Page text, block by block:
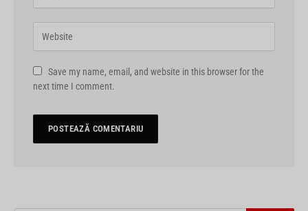
Save my name, email, and website in this browser for the
next time I comment.